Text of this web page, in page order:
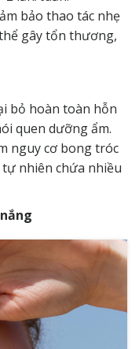
bảo thao tác nhẹ
gây tổn thương,
bỏ hoàn toàn hỗn
quen dưỡng ẩm.
nguy cơ bong tróc
nhiên chứa nhiều